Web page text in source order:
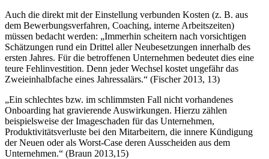
Auch die direkt mit der Einstellung verbunden Kosten (z. B. aus
dem Bewerbungsverfahren, Coaching, interne Arbeitszeiten)
müssen bedacht werden: „Immerhin scheitern nach vorsichtigen
Schätzungen rund ein Drittel aller Neubesetzungen innerhalb des
ersten Jahres. Für die betroffenen Unternehmen bedeutet dies eine
teure Fehlinvestition. Denn jeder Wechsel kostet ungefähr das
Zweieinhalbfache eines Jahressalärs.“ (Fischer 2013, 13)
„Ein schlechtes bzw. im schlimmsten Fall nicht vorhandenes
Onboarding hat gravierende Auswirkungen. Hierzu zählen
beispielsweise der Imageschaden für das Unternehmen,
Produktivitätsverluste bei den Mitarbeitern, die innere Kündigung
der Neuen oder als Worst-Case deren Ausscheiden aus dem
Unternehmen.“ (Braun 2013,15)